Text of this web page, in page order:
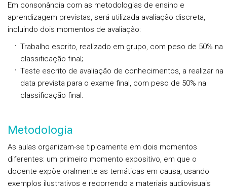
Em consonância com as metodologias de ensino e
aprendizagem previstas, será utilizada avaliação discreta,
incluindo dois momentos de avaliação:
Trabalho escrito, realizado em grupo, com peso de 50% na
classificação final;
Teste escrito de avaliação de conhecimentos, a realizar na
data prevista para o exame final, com peso de 50% na
classificação final.
Metodologia
As aulas organizam-se tipicamente em dois momentos
diferentes: um primeiro momento expositivo, em que o
docente expõe oralmente as temáticas em causa, usando
exemplos ilustrativos e recorrendo a materiais audiovisuais